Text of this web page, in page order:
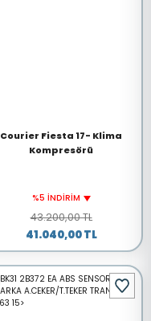
Courier Fiesta 17- Klima
Kompresörü
%5 İNDİRİM
43.200,00 TL
41.040,00 TL